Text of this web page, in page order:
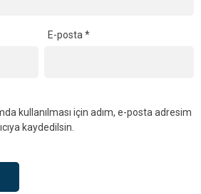
E-posta*
kullanılması için adım, e-posta adresim
kaydedilsin.